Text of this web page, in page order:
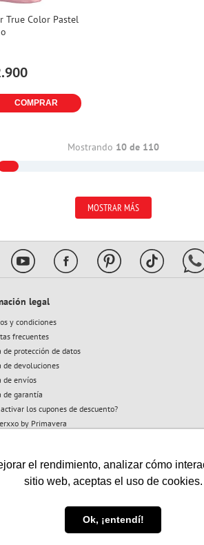
el rendimiento, analizar cómo
sitio web, aceptas el uso de cookies.
Ok, ¡entendí!
True Color Pastel
.900
COMPRAR
Mostrando 10 de 110
MOSTRAR MÁS
legal
y condiciones
frecuentes
de protección de datos
de devoluciones
de envíos
de garantía
activar los cupones de descuento?
by Primavera
Vigilado: